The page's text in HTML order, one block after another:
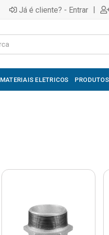
Já é cliente? - Entrar |
MATERIAIS ELETRICOS